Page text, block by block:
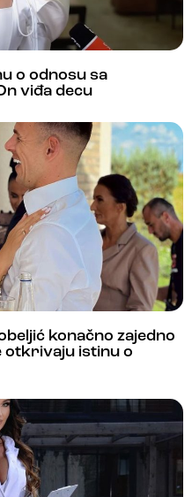
o odnosu sa
viđa decu
konačno zajedno
otkrivaju istinu o